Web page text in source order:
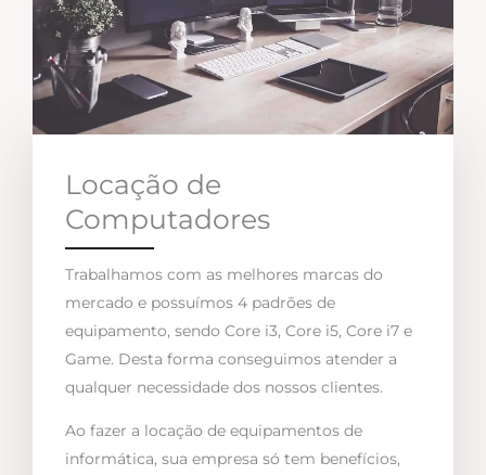
Locação de
Computadores
Trabalhamos com as melhores marcas do
mercado e possuímos 4 padrões de
equipamento, sendo Core i3, Core i5, Core i7 e
Game. Desta forma conseguimos atender a
qualquer necessidade dos nossos clientes.
Ao fazer a locação de equipamentos de
informática, sua empresa só tem benefícios,